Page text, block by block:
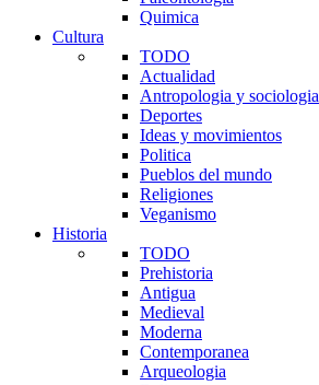
Quimica
Cultura
TODO
Actualidad
Antropologia y sociologia
Deportes
Ideas y movimientos
Politica
Pueblos del mundo
Religiones
Veganismo
Historia
TODO
Prehistoria
Antigua
Medieval
Moderna
Contemporanea
Arqueologia